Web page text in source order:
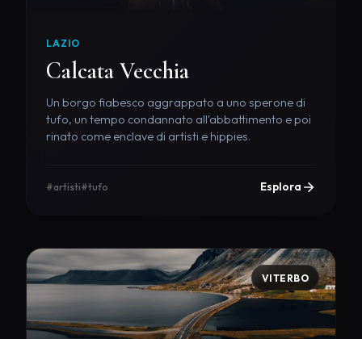
LAZIO
Calcata Vecchia
Un borgo fiabesco aggrappato a uno sperone di
tufo, un tempo condannato all'abbattimento e poi
rinato come enclave di artisti e hippies.
#artisti#tufo Esplora
VITERBO